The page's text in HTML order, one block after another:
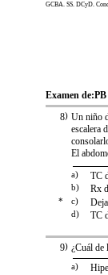
GCBA. SS. DCyD.
Examen de:
)
8 Un niño
escalera
El
a) TC
b) Rx
* c)
d) TC
)
9 ¿Cuál de
a)